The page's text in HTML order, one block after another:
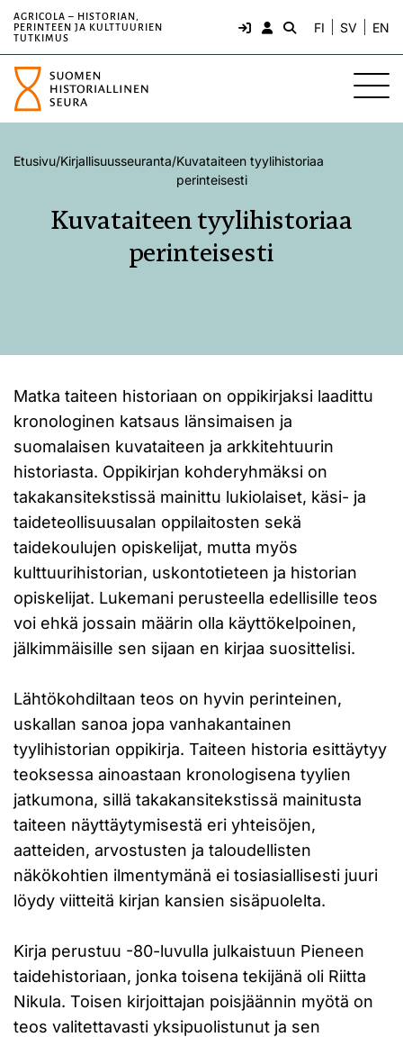
AGRICOLA – HISTORIAN,
PERINTEEN JA KULTTUURIEN
TUTKIMUS
FI SV EN
Etusivu/Kirjallisuusseuranta/Kuvataiteen tyylihistoriaa
perinteisesti
Kuvataiteen tyylihistoriaa
perinteisesti
Matka taiteen historiaan on oppikirjaksi laadittu
kronologinen katsaus länsimaisen ja
suomalaisen kuvataiteen ja arkkitehtuurin
historiasta. Oppikirjan kohderyhmäksi on
takakansitekstissä mainittu lukiolaiset, käsi- ja
taideteollisuusalan oppilaitosten sekä
taidekoulujen opiskelijat, mutta myös
kulttuurihistorian, uskontotieteen ja historian
opiskelijat. Lukemani perusteella edellisille teos
voi ehkä jossain määrin olla käyttökelpoinen,
jälkimmäisille sen sijaan en kirjaa suosittelisi.
Lähtökohdiltaan teos on hyvin perinteinen,
uskallan sanoa jopa vanhakantainen
tyylihistorian oppikirja. Taiteen historia esittäytyy
teoksessa ainoastaan kronologisena tyylien
jatkumona, sillä takakansitekstissä mainitusta
taiteen näyttäytymisestä eri yhteisöjen,
aatteiden, arvostusten ja taloudellisten
näkökohtien ilmentymänä ei tosiasiallisesti juuri
löydy viitteitä kirjan kansien sisäpuolelta.
Kirja perustuu -80-luvulla julkaistuun Pieneen
taidehistoriaan, jonka toisena tekijänä oli Riitta
Nikula. Toisen kirjoittajan poisjäännin myötä on
teos valitettavasti yksipuolistunut ja sen